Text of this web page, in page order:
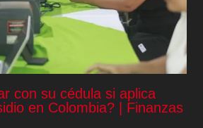
con su cédula si aplica
en Colombia? | Finanzas